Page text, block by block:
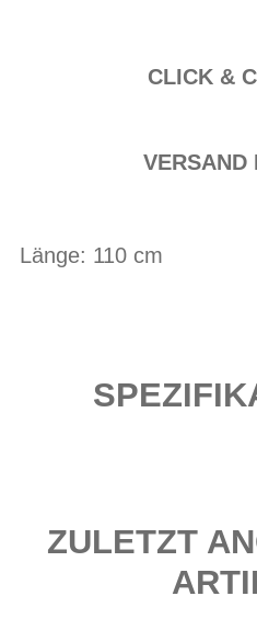
CLICK &
VERSAND
Länge: 110 cm
ZULETZT